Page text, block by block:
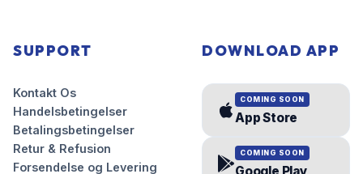
SUPPORT
Kontakt Os
Handelsbetingelser
Betalingsbetingelser
Retur & Refusion
Forsendelse og Levering
DOWNLOAD APP
COMING SOON
App Store
COMING SOON